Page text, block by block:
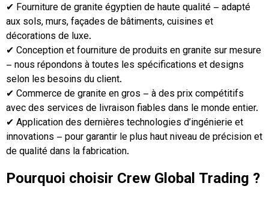
✔ Fourniture de granite égyptien de haute qualité – adapté
aux sols, murs, façades de bâtiments, cuisines et
décorations de luxe.
✔ Conception et fourniture de produits en granite sur mesure
– nous répondons à toutes les spécifications et designs
selon les besoins du client.
✔ Commerce de granite en gros – à des prix compétitifs
avec des services de livraison fiables dans le monde entier.
✔ Application des dernières technologies d’ingénierie et
innovations – pour garantir le plus haut niveau de précision et
de qualité dans la fabrication.
Pourquoi choisir Crew Global Trading ?